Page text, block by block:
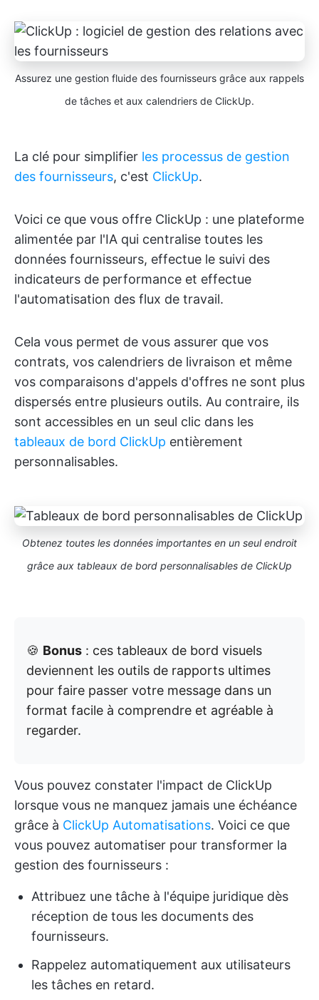
Assurez une gestion fluide des fournisseurs grâce aux rappels
de tâches et aux calendriers de ClickUp.
La clé pour simplifier les processus de gestion
des fournisseurs, c'est ClickUp.
Voici ce que vous offre ClickUp : une plateforme
alimentée par l'IA qui centralise toutes les
données fournisseurs, effectue le suivi des
indicateurs de performance et effectue
l'automatisation des flux de travail.
Cela vous permet de vous assurer que vos
contrats, vos calendriers de livraison et même
vos comparaisons d'appels d'offres ne sont plus
dispersés entre plusieurs outils. Au contraire, ils
sont accessibles en un seul clic dans les
tableaux de bord ClickUp entièrement
personnalisables.
Obtenez toutes les données importantes en un seul endroit
grâce aux tableaux de bord personnalisables de ClickUp
🍪 Bonus : ces tableaux de bord visuels
deviennent les outils de rapports ultimes
pour faire passer votre message dans un
format facile à comprendre et agréable à
regarder.
Vous pouvez constater l'impact de ClickUp
lorsque vous ne manquez jamais une échéance
grâce à ClickUp Automatisations. Voici ce que
vous pouvez automatiser pour transformer la
gestion des fournisseurs :
Attribuez une tâche à l'équipe juridique dès
réception de tous les documents des
fournisseurs.
Rappelez automatiquement aux utilisateurs
les tâches en retard.